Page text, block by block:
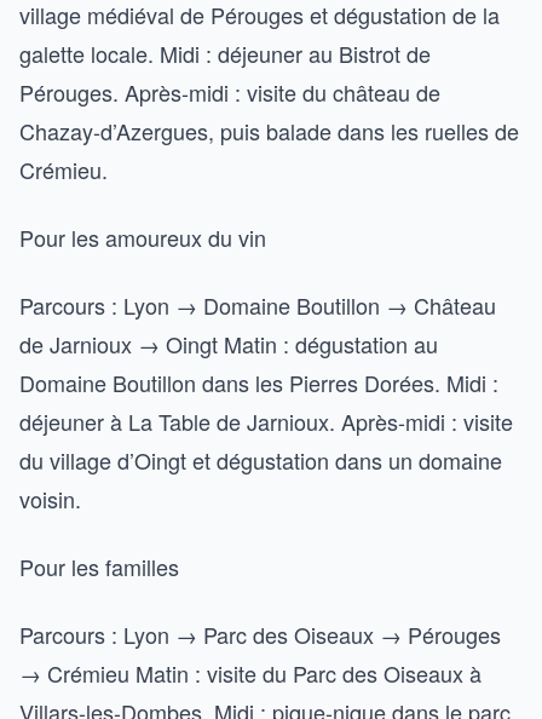
village médiéval de Pérouges et dégustation de la
galette locale. Midi : déjeuner au Bistrot de
Pérouges. Après-midi : visite du château de
Chazay-d’Azergues, puis balade dans les ruelles de
Crémieu.
Pour les amoureux du vin
Parcours : Lyon → Domaine Boutillon → Château
de Jarnioux → Oingt Matin : dégustation au
Domaine Boutillon dans les Pierres Dorées. Midi :
déjeuner à La Table de Jarnioux. Après-midi : visite
du village d’Oingt et dégustation dans un domaine
voisin.
Pour les familles
Parcours : Lyon → Parc des Oiseaux → Pérouges
→ Crémieu Matin : visite du Parc des Oiseaux à
Villars-les-Dombes. Midi : pique-nique dans le parc